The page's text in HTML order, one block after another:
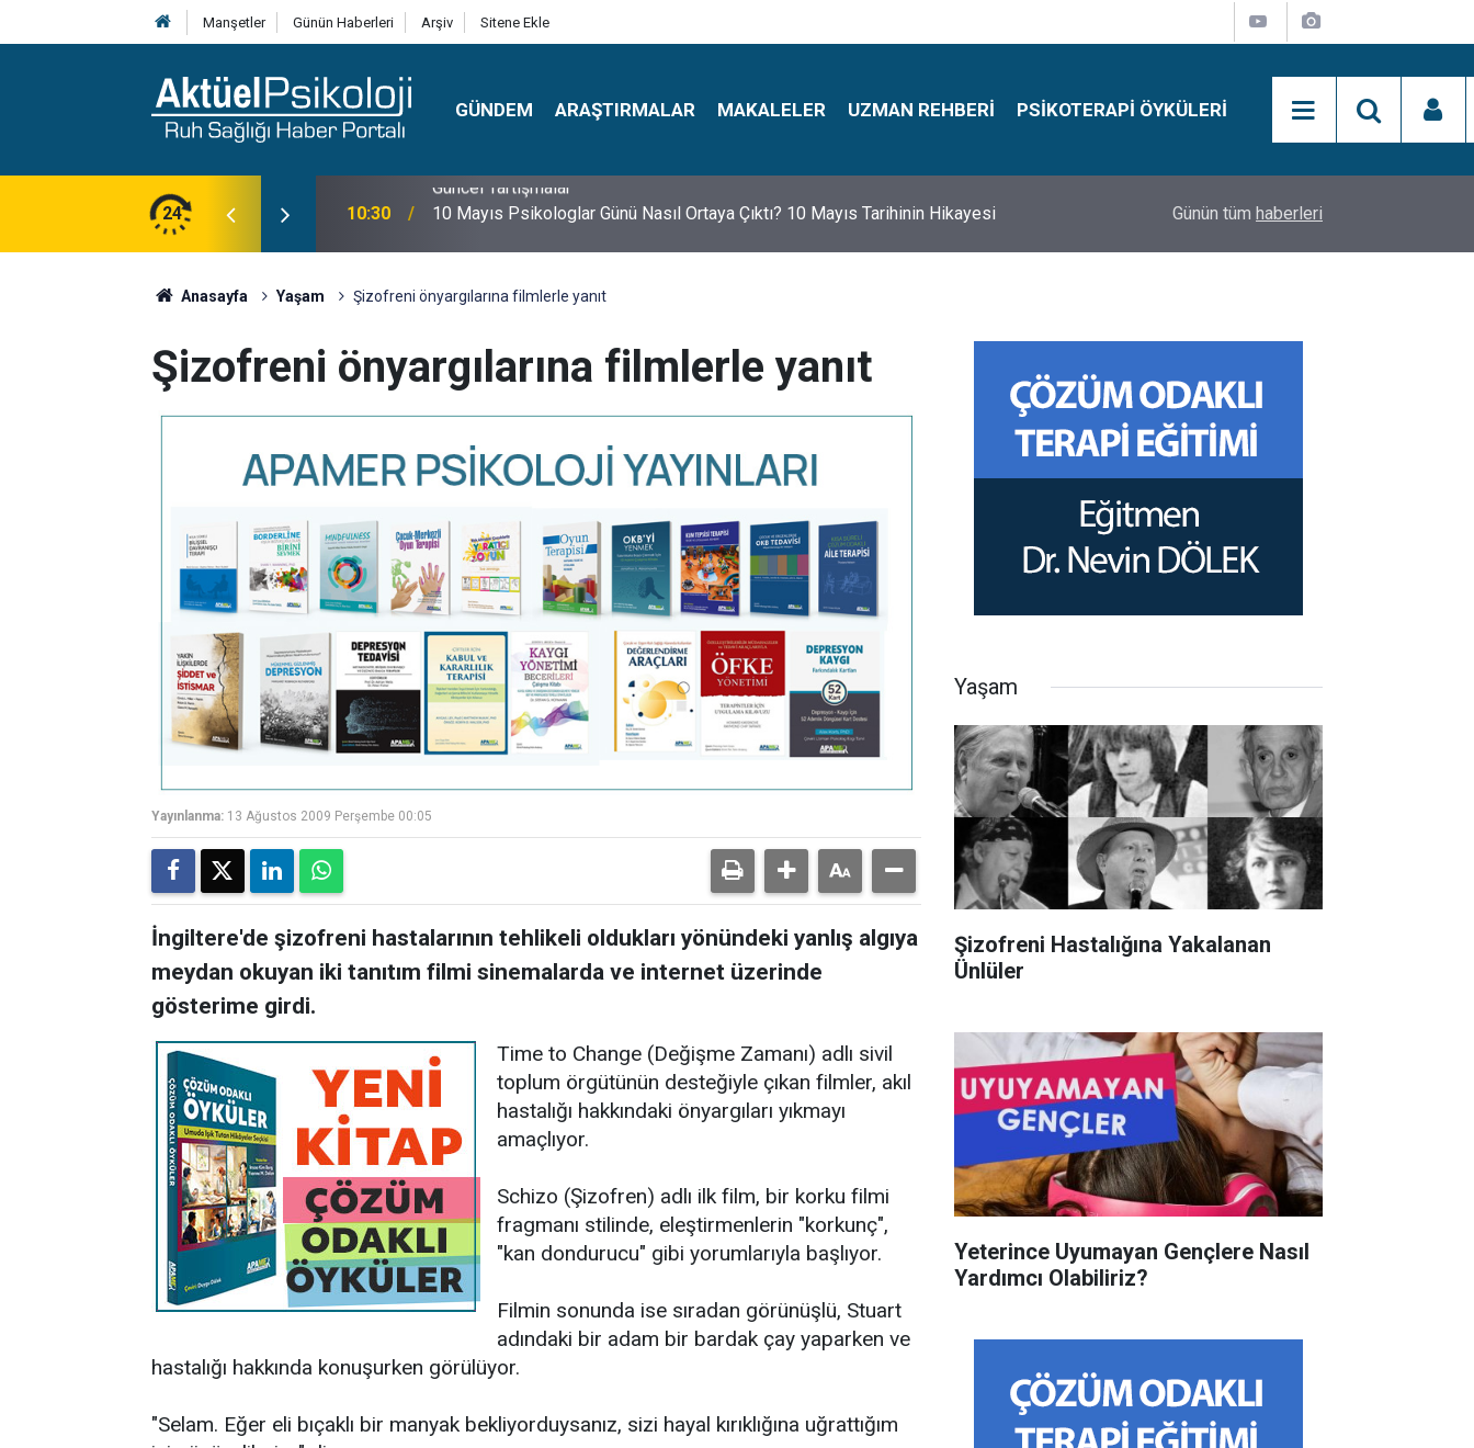
Manşetler Günün Haberleri Arşiv Sitene Ekle
GÜNDEM ARAŞTIRMALAR MAKALELER UZMAN REHBERI PSIKOTERAPI ÖYKÜLERI
24
Klinik Özellikleri, Tanı Kriterleri ve
10:30 10 Mayıs Psikologlar Günü Nasıl Ortaya Çıktı? 10 Mayıs Tarihinin Hikayesi Simon Says Dikkat Programı Nedir?
Günün tüm haberleri
Anasayfa Yaşam Şizofreni önyargılarına filmlerle yanıt
Şizofreni önyargılarına filmlerle yanıt
Yayınlanma: 13 Ağustos 2009 Perşembe 00:05
İngiltere'de şizofreni hastalarının tehlikeli oldukları yönündeki yanlış algıya
meydan okuyan iki tanıtım filmi sinemalarda ve internet üzerinde
gösterime girdi.
Time to Change (Değişme Zamanı) adlı sivil
toplum örgütünün desteğiyle çıkan filmler, akıl
hastalığı hakkındaki önyargıları yıkmayı
amaçlıyor.
Schizo (Şizofren) adlı ilk film, bir korku filmi
fragmanı stilinde, eleştirmenlerin "korkunç",
"kan dondurucu" gibi yorumlarıyla başlıyor.
Filmin sonunda ise sıradan görünüşlü, Stuart
adındaki bir adam bir bardak çay yaparken ve
hastalığı hakkında konuşurken görülüyor.
"Selam. Eğer eli bıçaklı bir manyak bekliyorduysanız, sizi hayal kırıklığına uğrattığım
Yaşam
Şizofreni Hastalığına Yakalanan
Ünlüler
Yeterince Uyumayan Gençlere Nasıl
Yardımcı Olabiliriz?